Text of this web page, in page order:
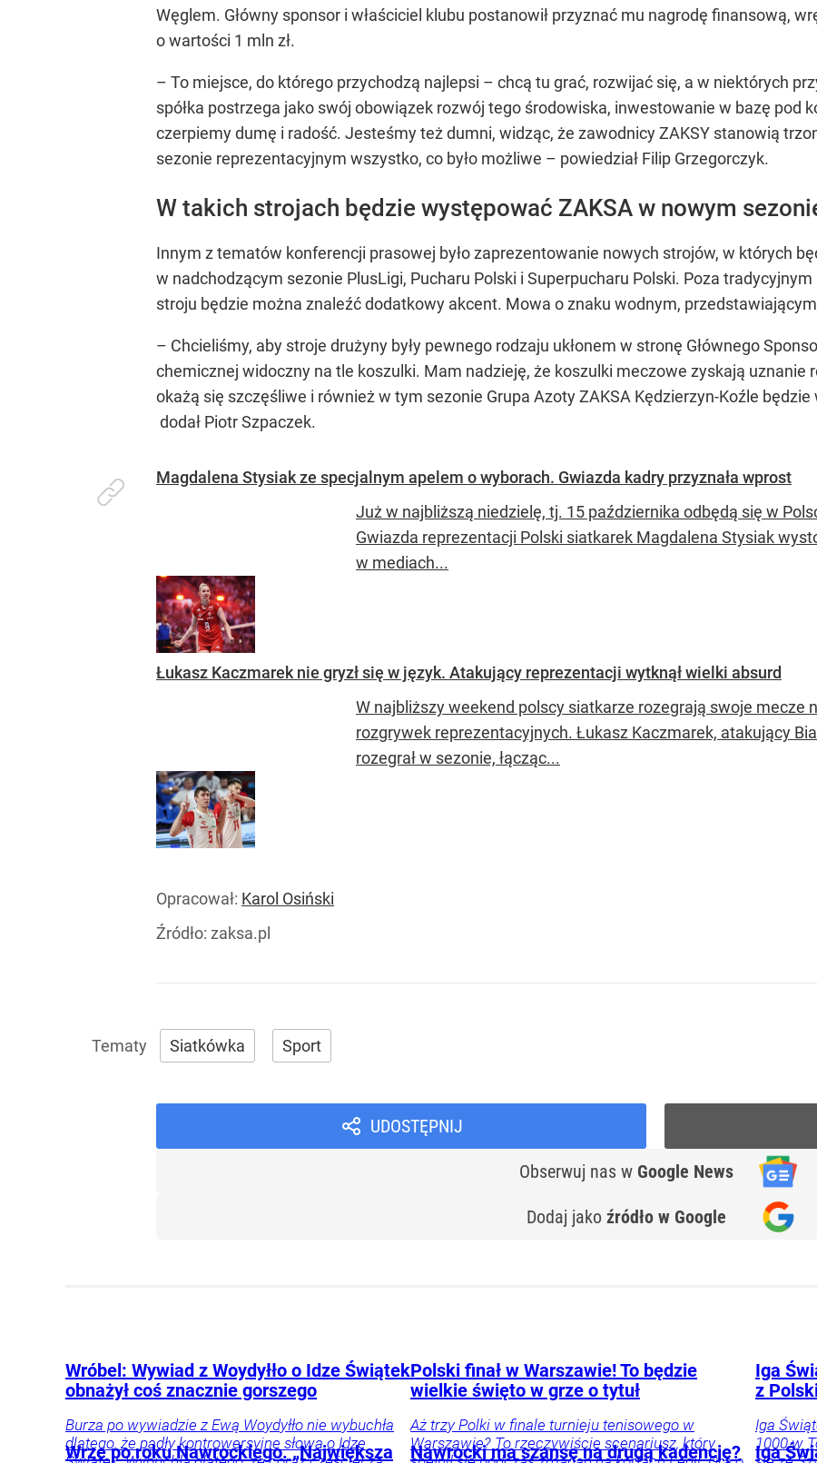
Węglem. Główny sponsor i właściciel klubu postanowił przyznać mu nagrodę finansową,
o wartości 1 mln zł.
– To miejsce, do którego przychodzą najlepsi – chcą tu grać, rozwijać się, a w niektórych
spółka postrzega jako swój obowiązek rozwój tego środowiska, inwestowanie w bazę pod
czerpiemy dumę i radość. Jesteśmy też dumni, widząc, że zawodnicy ZAKSY stanowią
sezonie reprezentacyjnym wszystko, co było możliwe – powiedział Filip Grzegorczyk.
W takich strojach będzie występować ZAKSA w nowym
Innym z tematów konferencji prasowej było zaprezentowanie nowych strojów, w których
w nadchodzącym sezonie PlusLigi, Pucharu Polski i Superpucharu Polski. Poza
stroju będzie można znaleźć dodatkowy akcent. Mowa o znaku wodnym,
– Chcieliśmy, aby stroje drużyny były pewnego rodzaju ukłonem w stronę Głównego
chemicznej widoczny na tle koszulki. Mam nadzieję, że koszulki meczowe zyskają uznanie
okażą się szczęśliwe i również w tym sezonie Grupa Azoty ZAKSA Kędzierzyn-Koźle
dodał Piotr Szpaczek.
Magdalena Stysiak ze specjalnym apelem o wyborach. Gwiazda kadry przyznała wprost
Już w najbliższą niedzielę, tj. 15 października odbędą się w
Gwiazda reprezentacji Polski siatkarek Magdalena Stysiak
w mediach...
Łukasz Kaczmarek nie gryzł się w język. Atakujący reprezentacji wytknął wielki absurd
W najbliższy weekend polscy siatkarze rozegrają swoje mecze
rozgrywek reprezentacyjnych. Łukasz Kaczmarek, atakujący
rozegrał w sezonie, łącząc...
Opracował: Karol Osiński
Źródło: zaksa.pl
Siatkówka Sport
UDOSTĘPNIJ
Obserwuj nas w Google News
Dodaj jako źródło w Google
Wróbel: Wywiad z Woydyłło o Idze Świątek
obnażył coś znacznie gorszego
Burza po wywiadzie z Ewą Woydyłło nie wybuchła
dlatego, że padły kontrowersyjne słowa o Idze
Polski finał w Warszawie! To będzie
wielkie święto w grze o tytuł
Aż trzy Polki w finale turnieju tenisowego w
Warszawie? To rzeczywiście scenariusz, który
Iga
z
Iga
1000 w
Wrze po roku Nawrockiego. „Największa
Nawrocki ma szansę na drugą kadencję?
Iga